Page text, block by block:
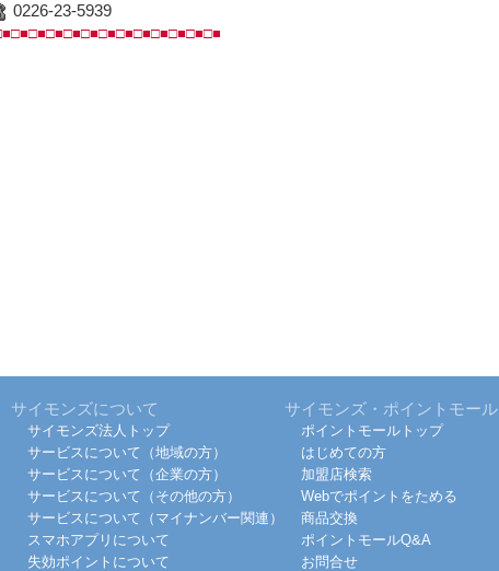
0226-23-5939
サイモンズについて
サイモンズ法人トップ
サービスについて（地域の方）
サービスについて（企業の方）
サービスについて（その他の方）
サービスについて（マイナンバー関連）
スマホアプリについて
失効ポイントについて
サイモンズ・ポイントモール
ポイントモールトップ
はじめての方
加盟店検索
Webでポイントをためる
商品交換
ポイントモールQ&A
お問合せ